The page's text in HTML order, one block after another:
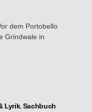
dem Portobello
Grindwale in
Lyrik Sachbuch